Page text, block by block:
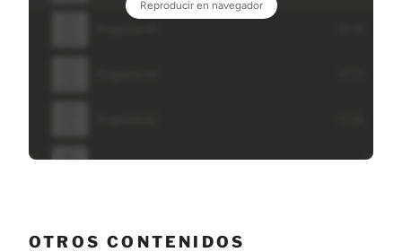
OTROS CONTENIDOS